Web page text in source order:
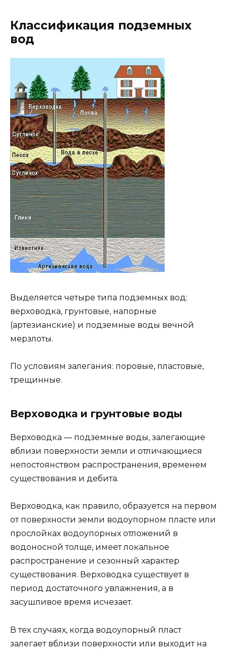
Классификация подземных
вод
Выделяется четыре типа подземных вод:
верховодка, грунтовые, напорные
(артезианские) и подземные воды вечной
мерзлоты.
По условиям залегания: поровые, пластовые,
трещинные.
Верховодка и грунтовые воды
Верховодка — подземные воды, залегающие
вблизи поверхности земли и отличающиеся
непостоянством распространения, временем
существования и дебита.
Верховодка, как правило, образуется на первом
от поверхности земли водоупорном пласте или
прослойках водоупорных отложений в
водоносной толще, имеет локальное
распространение и сезонный характер
существования. Верховодка существует в
период достаточного увлажнения, а в
засушливое время исчезает.
В тех случаях, когда водоупорный пласт
залегает вблизи поверхности или выходит на